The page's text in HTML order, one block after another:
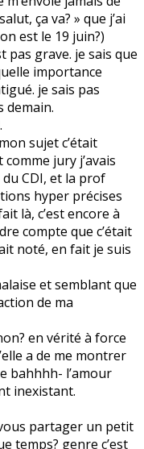
ça va? » que j’ai
est le 19 juin?)
pas grave. je sais que
importance
je sais pas
demain.
sujet c’était
jury j’avais
CDI, et la prof
hyper précises
là, c’est encore à
compte que c’était
noté, en fait je suis
et semblant que
de ma
en vérité à force
a de me montrer
bahhhh- l’amour
inexistant.
partager un petit
temps? genre c’est